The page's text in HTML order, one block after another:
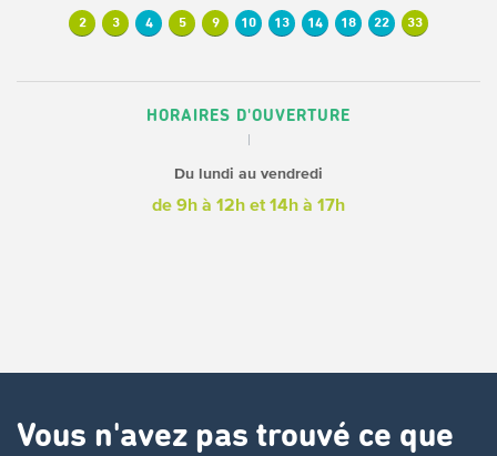
2 3 4 5 9 10 13 14 18 22 33
HORAIRES D'OUVERTURE
Du lundi au vendredi
de 9h à 12h et 14h à 17h
Vous n'avez pas trouvé ce que